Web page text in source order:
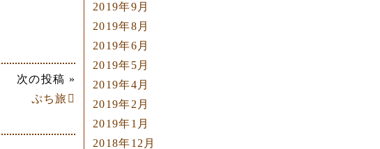
次の投稿 »
ぷち旅
2019年9月
2019年8月
2019年6月
2019年5月
2019年4月
2019年2月
2019年1月
2018年12月